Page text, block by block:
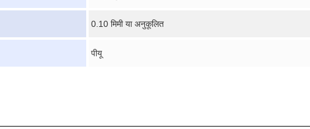
0.10 मिमी या अनुकूलित
पीयू